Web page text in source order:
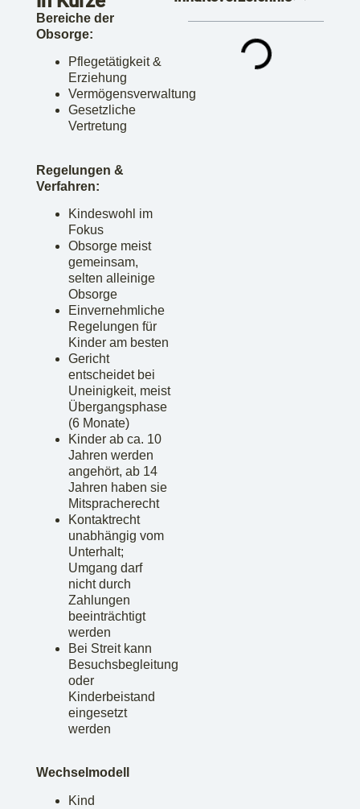
Bereiche der
Obsorge:
Pflegetätigkeit &
Erziehung
Vermögensverwaltung
Gesetzliche
Vertretung
Regelungen &
Verfahren:
Kindeswohl im
Fokus
Obsorge meist
gemeinsam,
selten alleinige
Obsorge
Einvernehmliche
Regelungen für
Kinder am besten
Gericht
entscheidet bei
Uneinigkeit, meist
Übergangsphase
(6 Monate)
Kinder ab ca. 10
Jahren werden
angehört, ab 14
Jahren haben sie
Mitspracherecht
Kontaktrecht
unabhängig vom
Unterhalt;
Umgang darf
nicht durch
Zahlungen
beeinträchtigt
werden
Bei Streit kann
Besuchsbegleitung
oder
Kinderbeistand
eingesetzt
werden
Wechselmodell
Kind